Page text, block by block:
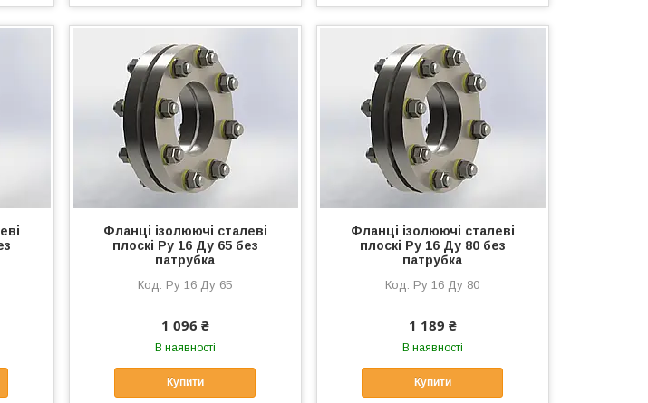
Фланці ізолюючі сталеві
плоскі Ру 16 Ду 65 без
патрубка
Ру 16 Ду 65
1 096 ₴
В наявності
Купити
Фланці ізолюючі сталеві
плоскі Ру 16 Ду 80 без
патрубка
Ру 16 Ду 80
1 189 ₴
В наявності
Купити